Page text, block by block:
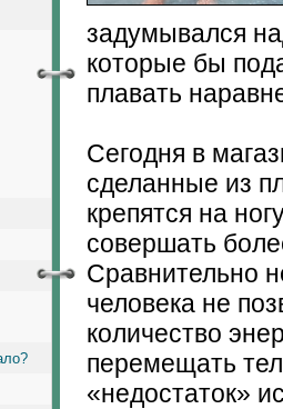
задумывался
которые бы
плавать
Сегодня в
сделанные из
крепятся на
совершать
Сравнительно
человека не
количество
перемещать
«недостаток»